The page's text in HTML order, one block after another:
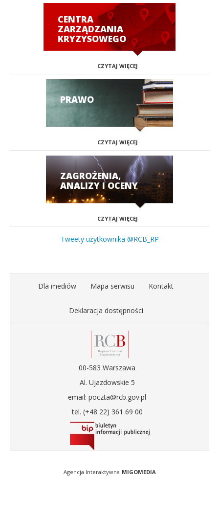
CENTRA
ZARZĄDZANIA
KRYZYSOWEGO
CZYTAJ WIĘCEJ
PRAWO
CZYTAJ WIĘCEJ
ZAGROŻENIA,
ANALIZY I OCENY
CZYTAJ WIĘCEJ
Tweety użytkownika @RCB_RP
Dla mediów Mapa serwisu Kontakt
Deklaracja dostępności
00-583 Warszawa
Al. Ujazdowskie 5
email: poczta@rcb.gov.pl
tel. (+48 22) 361 69 00
Agencja Interaktywna MIGOMEDIA